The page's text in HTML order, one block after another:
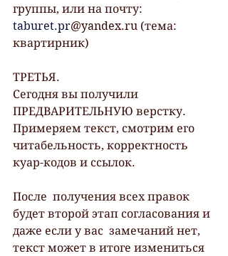
группы, или на почту:
taburet.pr@yandex.ru (тема:
квартирник)
ТРЕТЬЯ.
Сегодня вы получили
ПРЕДВАРИТЕЛЬНУЮ верстку.
Примеряем текст, смотрим его
читабельность, корректность
куар-кодов и ссылок.
После  получения всех правок
будет второй этап согласования и
даже если у вас  замечаний нет,
текст может в итоге измениться